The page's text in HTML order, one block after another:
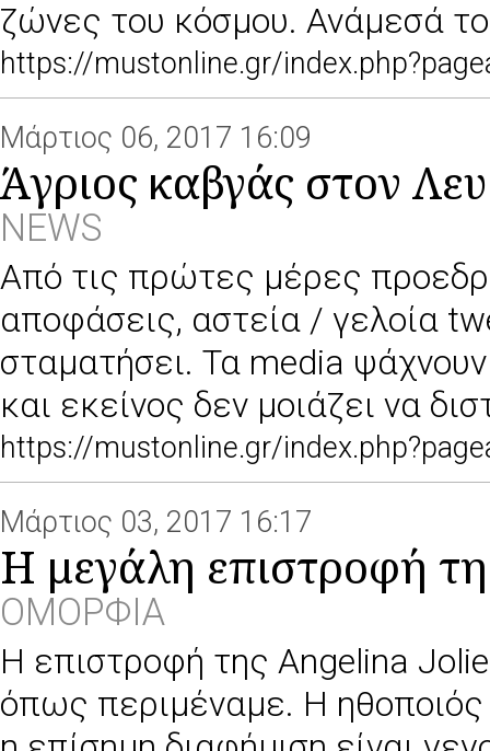
ζώνες του κόσμου. Ανάμεσά
https://mustonline.gr/
Μάρτιος 06, 2017 16:09
Άγριος καβγάς στον
NEWS
Από τις πρώτες μέρες
αποφάσεις, αστεία / γελοία
σταματήσει. Τα media
και εκείνος δεν μοιάζει να
https://mustonline.gr/
Μάρτιος 03, 2017 16:17
Η μεγάλη επιστροφή
ΟΜΟΡΦΙΑ
H επιστροφή της Angelina
όπως περιμέναμε. Η ηθοποιός